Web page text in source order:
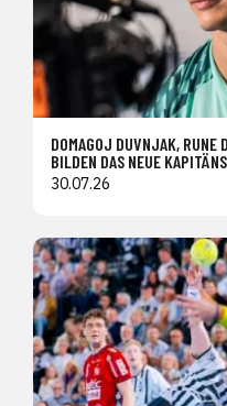
DOMAGOJ DUVNJAK, RUNE
BILDEN DAS NEUE
30.07.26